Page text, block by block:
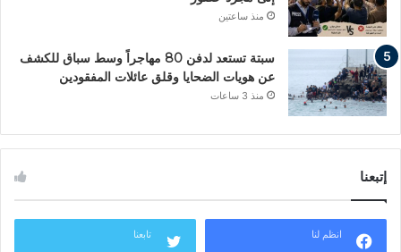
منذ ساعتين
سبتة تستعد لدفن 80 مهاجراً وسط سباق للكشف
عن هويات الضحايا وقلق عائلات المفقودين
منذ 3 ساعات
إتبعنا
انظم لنا تابعنا